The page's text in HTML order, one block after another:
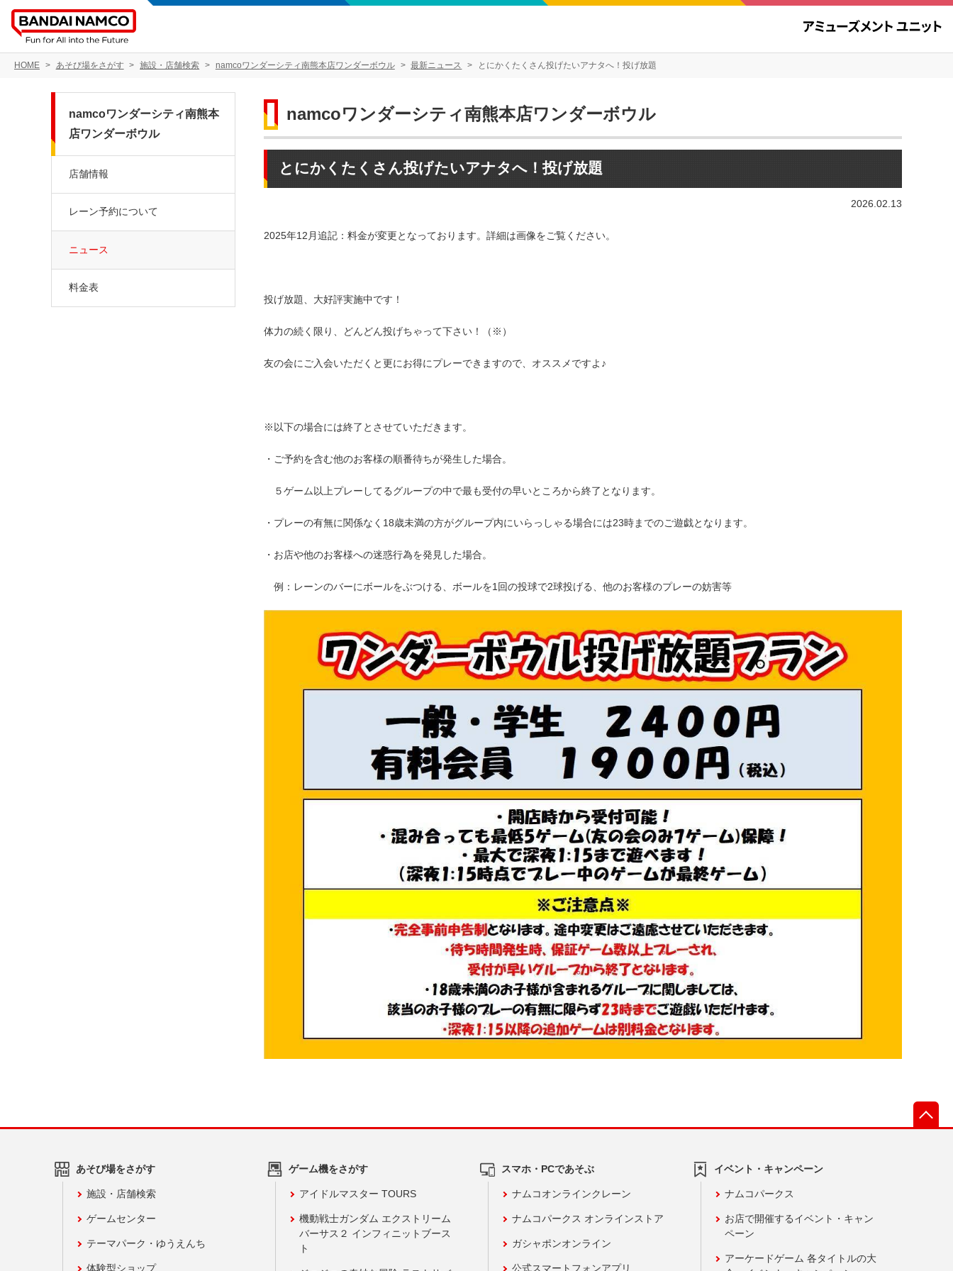
HOME あそび場をさがす 施設・店舗検索 namcoワンダーシティ南熊本店ワンダーボウル 最新ニュース とにかくたくさん投げたいアナタへ！投げ放題
namcoワンダーシティ南熊本店ワンダーボウル
とにかくたくさん投げたいアナタへ！投げ放題
2026.02.13
2025年12月追記：料金が変更となっております。詳細は画像をご覧ください。
投げ放題、大好評実施中です！
体力の続く限り、どんどん投げちゃって下さい！（※）
友の会にご入会いただくと更にお得にプレーできますので、オススメですよ♪
※以下の場合には終了とさせていただきます。
・ご予約を含む他のお客様の順番待ちが発生した場合。
５ゲーム以上プレーしてるグループの中で最も受付の早いところから終了となります。
・プレーの有無に関係なく18歳未満の方がグループ内にいらっしゃる場合には23時までのご遊戯となります。
・お店や他のお客様への迷惑行為を発見した場合。
例：レーンのバーにボールをぶつける、ボールを1回の投球で2球投げる、他のお客様のプレーの妨害等
namcoワンダーシティ南熊本
店ワンダーボウル
店舗情報
レーン予約について
ニュース
料金表
あそび場をさがす
施設・店舗検索
ゲームセンター
テーマパーク・ゆうえんち
体験型ショップ
ゲーム機をさがす
アイドルマスター TOURS
機動戦士ガンダム エクストリーム
バーサス２ インフィニットブース
ト
スマホ・PCであそぶ
ナムコオンラインクレーン
ナムコパークス オンラインストア
ガシャポンオンライン
公式スマートフォンアプリ
イベント・キャンペーン
ナムコパークス
お店で開催するイベント・キャン
ペーン
アーケードゲーム 各タイトルの大